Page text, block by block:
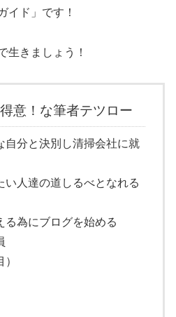
イド」です！
きましょう！
意！な筆者テツロー
自分と決別し清掃会社に就
い人達の道しるべとなれる
る為にブログを始める